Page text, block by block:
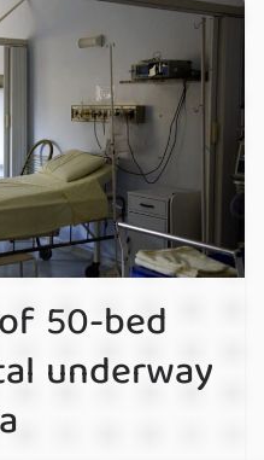
50-bed
underway